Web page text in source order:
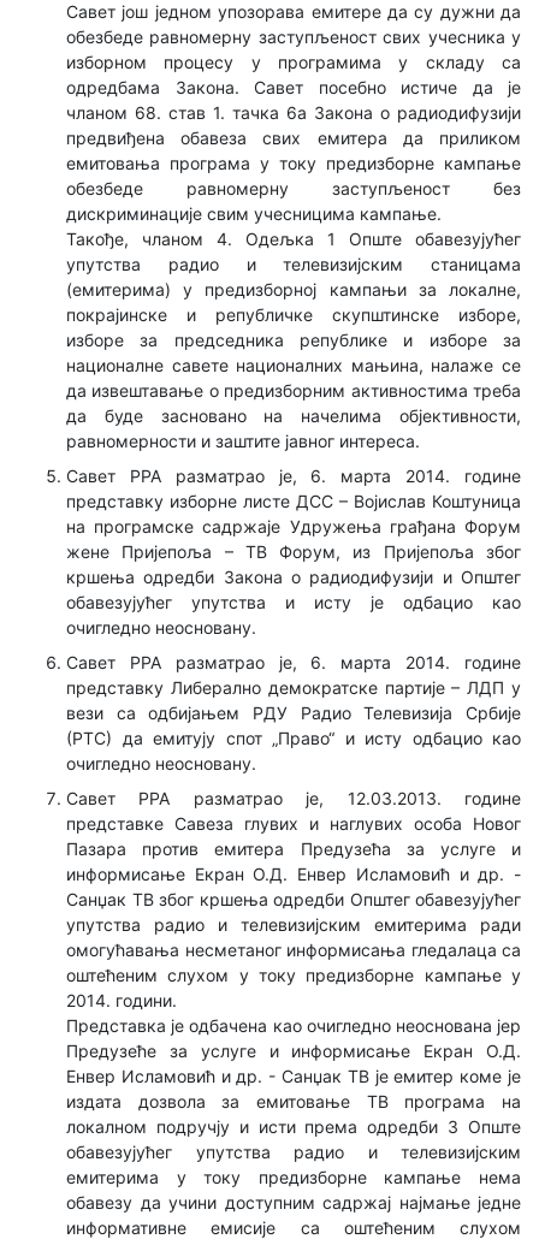
Савет још једном упозорава емитере да су дужни да
обезбеде равномерну заступљеност свих учесника у
изборном процесу у програмима у складу са
одредбама Закона. Савет посебно истиче да је
чланом 68. став 1. тачка 6а Закона о радиодифузији
предвиђена обавеза свих емитера да приликом
емитовања програма у току предизборне кампање
обезбеде равномерну заступљеност без
дискриминације свим учесницима кампање.
Такође, чланом 4. Одељка 1 Опште обавезујућег
упутства радио и телевизијским станицама
(емитерима) у предизборној кампањи за локалне,
покрајинске и републичке скупштинске изборе,
изборе за председника републике и изборе за
националне савете националних мањина, налаже се
да извештавање о предизборним активностима треба
да буде засновано на начелима објективности,
равномерности и заштите јавног интереса.
Савет РРА разматрао је, 6. марта 2014. године
представку изборне листе ДСС – Војислав Коштуница
на програмске садржаје Удружења грађана Форум
жене Пријепоља – ТВ Форум, из Пријепоља због
кршења одредби Закона о радиодифузији и Општег
обавезујућег упутства и исту је одбацио као
очигледно неосновану.
Савет РРА разматрао је, 6. марта 2014. године
представку Либерално демократске партије – ЛДП у
вези са одбијањем РДУ Радио Телевизија Србије
(РТС) да емитују спот „Право“ и исту одбацио као
очигледно неосновану.
Савет РРА разматрао је, 12.03.2013. године
представке Савеза глувих и наглувих особа Новог
Пазара против емитера Предузећа за услуге и
информисање Екран О.Д. Енвер Исламовић и др. -
Санџак ТВ због кршења одредби Општег обавезујућег
упутства радио и телевизијским емитерима ради
омогућавања несметаног информисања гледалаца са
оштећеним слухом у току предизборне кампање у
2014. години.
Представка је одбачена као очигледно неоснована јер
Предузеће за услуге и информисање Екран О.Д.
Енвер Исламовић и др. - Санџак ТВ је емитер коме је
издата дозвола за емитовање ТВ програма на
локалном подручју и исти према одредби 3 Опште
обавезујућег упутства радио и телевизијским
емитерима у току предизборне кампање нема
обавезу да учини доступним садржај најмање једне
информативне емисије са оштећеним слухом